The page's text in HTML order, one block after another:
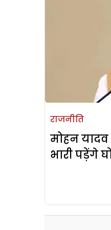
राजनीति
मोहन यादव
भारी पड़ेंगे